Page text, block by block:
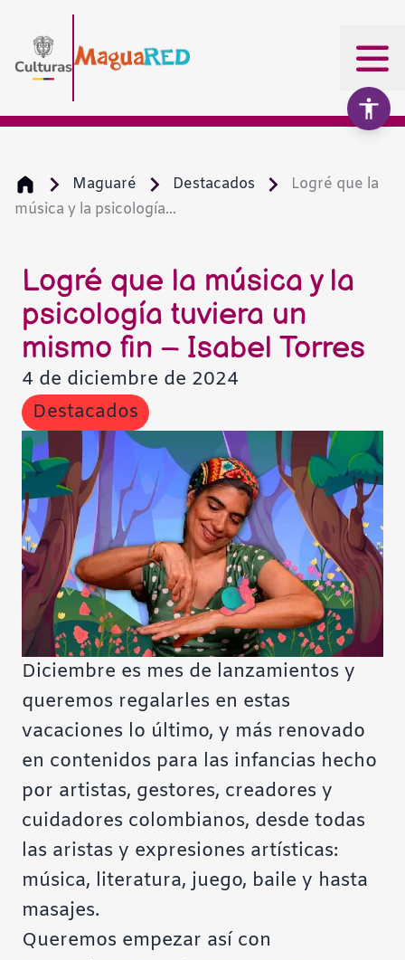
Maguaré Destacados
Logré que la
música y la psicología...
Logré que la música y la
psicología tuviera un
mismo fin – Isabel Torres
4 de diciembre de 2024
Destacados
Diciembre es mes de lanzamientos y
queremos regalarles en estas
vacaciones lo último, y más renovado
en contenidos para las infancias hecho
por artistas, gestores, creadores y
cuidadores colombianos, desde todas
las aristas y expresiones artísticas:
música, literatura, juego, baile y hasta
masajes.
Queremos empezar así con
Escala de grises
Alto contraste
Fondo claro
Subrayar enlaces
Fuente legible
Restablecer